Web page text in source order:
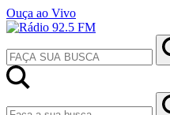
Ouça ao Vivo